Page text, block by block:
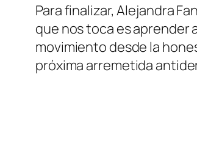
Para finalizar, Alejandra
que nos toca es aprender
movimiento desde la
próxima arremetida